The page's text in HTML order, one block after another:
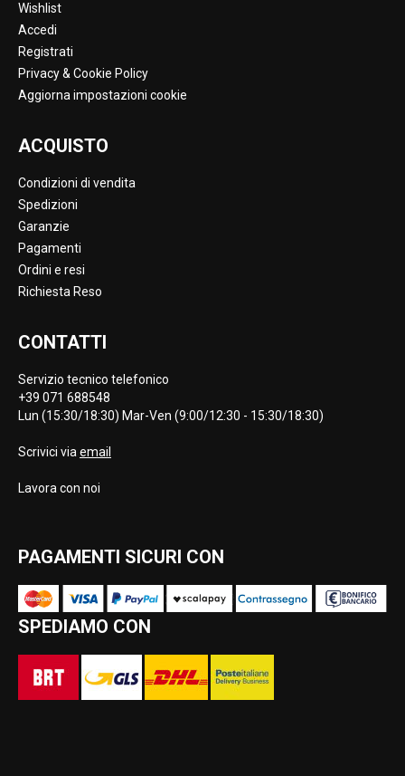
Wishlist
Accedi
Registrati
Privacy & Cookie Policy
Aggiorna impostazioni cookie
ACQUISTO
Condizioni di vendita
Spedizioni
Garanzie
Pagamenti
Ordini e resi
Richiesta Reso
CONTATTI
Servizio tecnico telefonico
+39 071 688548
Lun (15:30/18:30) Mar-Ven (9:00/12:30 - 15:30/18:30)
Scrivici via email
Lavora con noi
PAGAMENTI SICURI CON
SPEDIAMO CON